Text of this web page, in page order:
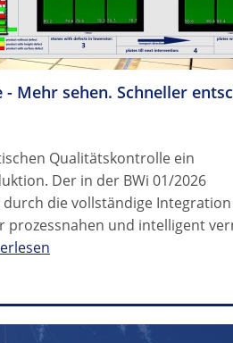
Mehr sehen. Schneller
Qualitätskontrolle ein
Der in der BWi 01/2026
die vollständige
prozessnahen und intelligent